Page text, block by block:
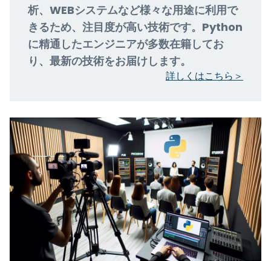
析、WEBシステムなど様々な用途に利用で
きるため、注目度が高い技術です。Python
に精通したエンジニアが多数在籍してお
り、最新の技術をお届けします。
詳しくはこちら＞